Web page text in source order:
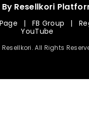
By Resellkori
| FB Group |
YouTube
All Rights